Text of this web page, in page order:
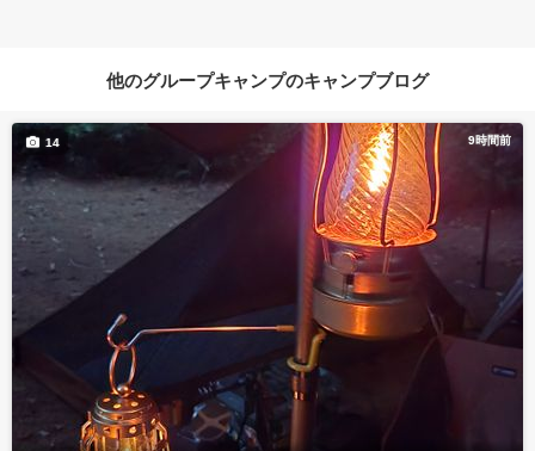
他のグループキャンプのキャンプブログ
9時間前
14